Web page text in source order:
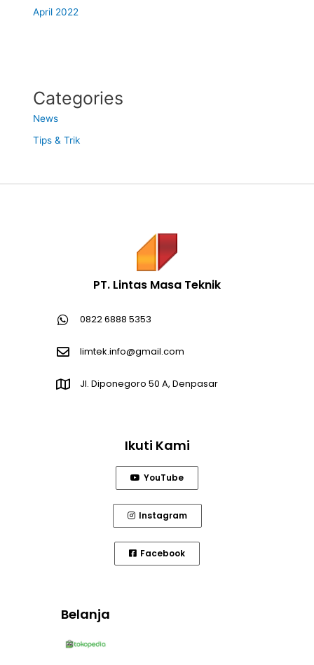
April 2022
Categories
News
Tips & Trik
PT. Lintas Masa Teknik
0822 6888 5353
limtek.info@gmail.com
Jl. Diponegoro 50 A, Denpasar
Ikuti Kami
YouTube
Instagram
Facebook
Belanja